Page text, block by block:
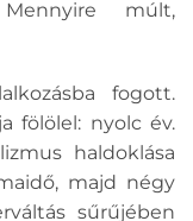
múlt,
fogott.
fölölel: nyolc év.
haldoklása
majd négy
sűrűjében